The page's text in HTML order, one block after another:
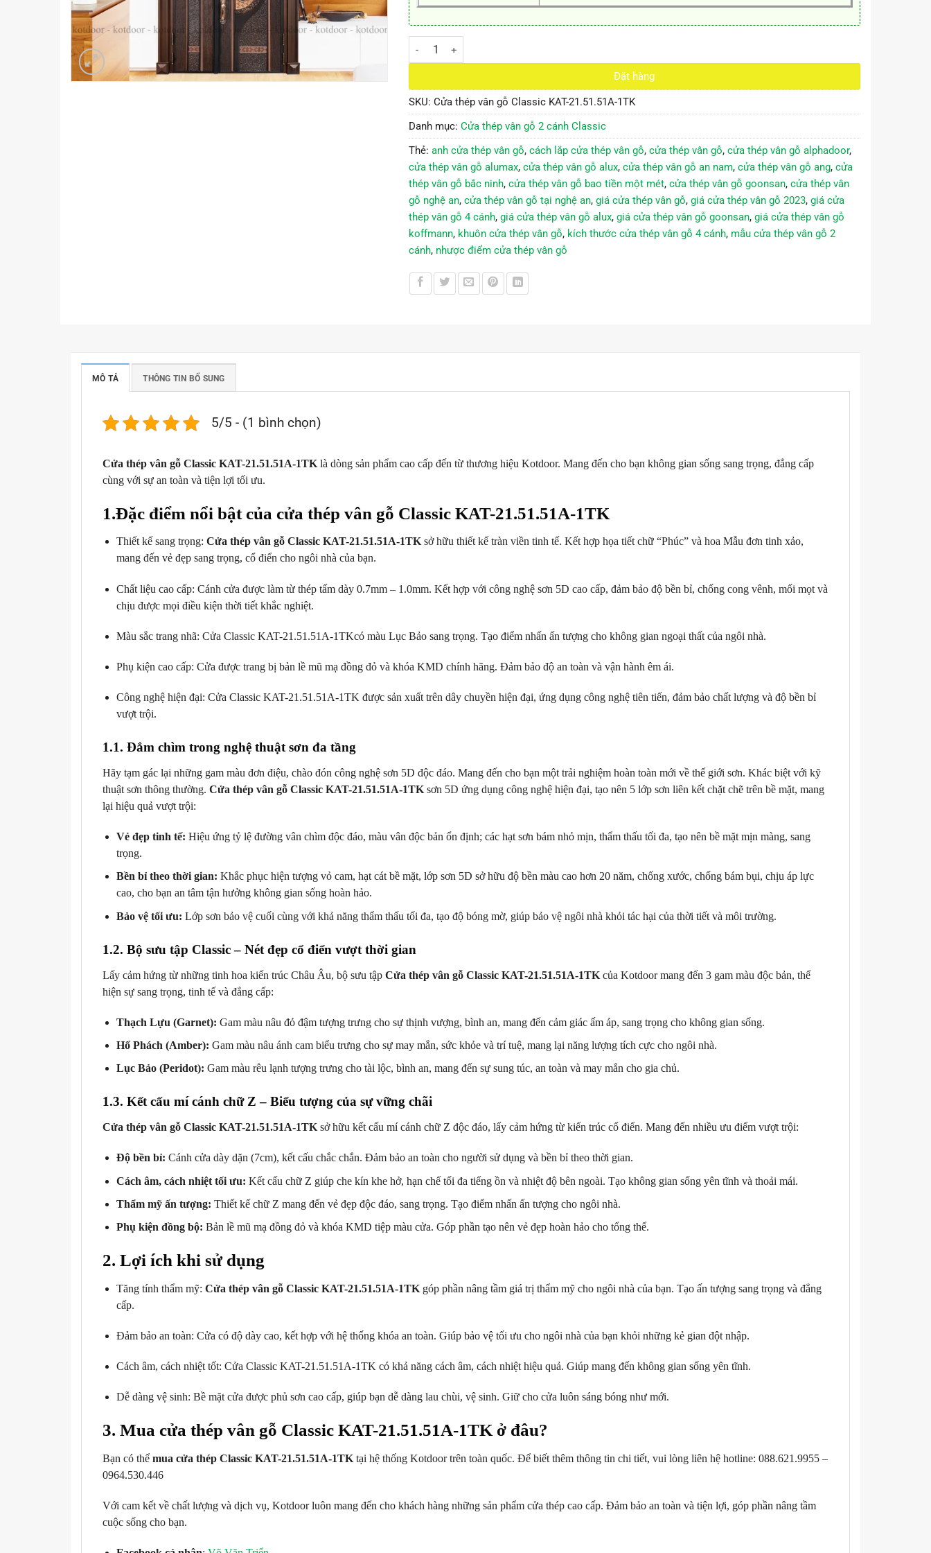
Cửa thép vân gỗ Classic KAT-21.51.51A-1TK số lượng
Đặt hàng
SKU: Cửa thép vân gỗ Classic KAT-21.51.51A-1TK
Danh mục: Cửa thép vân gỗ 2 cánh Classic
Thẻ: anh cửa thép vân gỗ, cách lắp cửa thép vân gỗ, cửa thép vân gỗ, cửa thép vân gỗ alphadoor,
cửa thép vân gỗ alumax, cửa thép vân gỗ alux, cửa thép vân gỗ an nam, cửa thép vân gỗ ang, cửa
thép vân gỗ bắc ninh, cửa thép vân gỗ bao tiền một mét, cửa thép vân gỗ goonsan, cửa thép vân
gỗ nghệ an, cửa thép vân gỗ tại nghệ an, giá cửa thép vân gỗ, giá cửa thép vân gỗ 2023, giá cửa
thép vân gỗ 4 cánh, giá cửa thép vân gỗ alux, giá cửa thép vân gỗ goonsan, giá cửa thép vân gỗ
koffmann, khuôn cửa thép vân gỗ, kích thước cửa thép vân gỗ 4 cánh, mẫu cửa thép vân gỗ 2
cánh, nhược điểm cửa thép vân gỗ
MÔ TẢ THÔNG TIN BỔ SUNG
5/5 - (1 bình chọn)
Cửa thép vân gỗ Classic KAT-21.51.51A-1TK là dòng sản phẩm cao cấp đến từ thương hiệu Kotdoor. Mang đến cho bạn không gian sống sang trọng, đẳng cấp
cùng với sự an toàn và tiện lợi tối ưu.
1.Đặc điểm nổi bật của cửa thép vân gỗ Classic KAT-21.51.51A-1TK
Thiết kế sang trọng:Cửa thép vân gỗ Classic KAT-21.51.51A-1TK sở hữu thiết kế tràn viền tinh tế. Kết hợp họa tiết chữ “Phúc” và hoa Mẫu đơn tinh xảo,
mang đến vẻ đẹp sang trọng, cổ điển cho ngôi nhà của bạn.
Chất liệu cao cấp: Cánh cửa được làm từ thép tấm dày 0.7mm – 1.0mm. Kết hợp với công nghệ sơn 5D cao cấp, đảm bảo độ bền bỉ, chống cong vênh, mối mọt và
chịu được mọi điều kiện thời tiết khắc nghiệt.
Màu sắc trang nhã: Cửa Classic KAT-21.51.51A-1TKcó màu Lục Bảo sang trọng. Tạo điểm nhấn ấn tượng cho không gian ngoại thất của ngôi nhà.
Phụ kiện cao cấp: Cửa được trang bị bản lề mũ mạ đồng đỏ và khóa KMD chính hãng. Đảm bảo độ an toàn và vận hành êm ái.
Công nghệ hiện đại: Cửa Classic KAT-21.51.51A-1TK được sản xuất trên dây chuyền hiện đại, ứng dụng công nghệ tiên tiến, đảm bảo chất lượng và độ bền bỉ
vượt trội.
1.1. Đắm chìm trong nghệ thuật sơn đa tầng
Hãy tạm gác lại những gam màu đơn điệu, chào đón công nghệ sơn 5D độc đáo. Mang đến cho bạn một trải nghiệm hoàn toàn mới về thế giới sơn. Khác biệt với kỹ
thuật sơn thông thường. Cửa thép vân gỗ Classic KAT-21.51.51A-1TK sơn 5D ứng dụng công nghệ hiện đại, tạo nên 5 lớp sơn liên kết chặt chẽ trên bề mặt, mang
lại hiệu quả vượt trội:
Vẻ đẹp tinh tế: Hiệu ứng tỷ lệ đường vân chìm độc đáo, màu vân độc bản ổn định; các hạt sơn bám nhỏ mịn, thẩm thấu tối đa, tạo nên bề mặt mịn màng, sang
trọng.
Bền bỉ theo thời gian: Khắc phục hiện tượng vỏ cam, hạt cát bề mặt, lớp sơn 5D sở hữu độ bền màu cao hơn 20 năm, chống xước, chống bám bụi, chịu áp lực
cao, cho bạn an tâm tận hưởng không gian sống hoàn hảo.
Bảo vệ tối ưu: Lớp sơn bảo vệ cuối cùng với khả năng thẩm thấu tối đa, tạo độ bóng mờ, giúp bảo vệ ngôi nhà khỏi tác hại của thời tiết và môi trường.
1.2. Bộ sưu tập Classic – Nét đẹp cổ điển vượt thời gian
Lấy cảm hứng từ những tinh hoa kiến trúc Châu Âu, bộ sưu tập Cửa thép vân gỗ Classic KAT-21.51.51A-1TK của Kotdoor mang đến 3 gam màu độc bản, thể
hiện sự sang trọng, tinh tế và đẳng cấp:
Thạch Lựu (Garnet): Gam màu nâu đỏ đậm tượng trưng cho sự thịnh vượng, bình an, mang đến cảm giác ấm áp, sang trọng cho không gian sống.
Hổ Phách (Amber): Gam màu nâu ánh cam biểu trưng cho sự may mắn, sức khỏe và trí tuệ, mang lại năng lượng tích cực cho ngôi nhà.
Lục Bảo (Peridot): Gam màu rêu lạnh tượng trưng cho tài lộc, bình an, mang đến sự sung túc, an toàn và may mắn cho gia chủ.
1.3. Kết cấu mí cánh chữ Z – Biểu tượng của sự vững chãi
Cửa thép vân gỗ Classic KAT-21.51.51A-1TK sở hữu kết cấu mí cánh chữ Z độc đáo, lấy cảm hứng từ kiến trúc cổ điển. Mang đến nhiều ưu điểm vượt trội:
Độ bền bỉ: Cánh cửa dày dặn (7cm), kết cấu chắc chắn. Đảm bảo an toàn cho người sử dụng và bền bỉ theo thời gian.
Cách âm, cách nhiệt tối ưu: Kết cấu chữ Z giúp che kín khe hở, hạn chế tối đa tiếng ồn và nhiệt độ bên ngoài. Tạo không gian sống yên tĩnh và thoải mái.
Thẩm mỹ ấn tượng: Thiết kế chữ Z mang đến vẻ đẹp độc đáo, sang trọng. Tạo điểm nhấn ấn tượng cho ngôi nhà.
Phụ kiện đồng bộ: Bản lề mũ mạ đồng đỏ và khóa KMD tiệp màu cửa. Góp phần tạo nên vẻ đẹp hoàn hảo cho tổng thể.
2. Lợi ích khi sử dụng
Tăng tính thẩm mỹ:Cửa thép vân gỗ Classic KAT-21.51.51A-1TK góp phần nâng tầm giá trị thẩm mỹ cho ngôi nhà của bạn. Tạo ấn tượng sang trọng và đẳng
cấp.
Đảm bảo an toàn: Cửa có độ dày cao, kết hợp với hệ thống khóa an toàn. Giúp bảo vệ tối ưu cho ngôi nhà của bạn khỏi những kẻ gian đột nhập.
Cách âm, cách nhiệt tốt: Cửa Classic KAT-21.51.51A-1TK có khả năng cách âm, cách nhiệt hiệu quả. Giúp mang đến không gian sống yên tĩnh.
Dễ dàng vệ sinh: Bề mặt cửa được phủ sơn cao cấp, giúp bạn dễ dàng lau chùi, vệ sinh. Giữ cho cửa luôn sáng bóng như mới.
3. Mua cửa thép vân gỗ Classic KAT-21.51.51A-1TK ở đâu?
Bạn có thể mua cửa thép Classic KAT-21.51.51A-1TK tại hệ thống Kotdoor trên toàn quốc. Để biết thêm thông tin chi tiết, vui lòng liên hệ hotline: 088.621.9955 –
0964.530.446
Với cam kết về chất lượng và dịch vụ, Kotdoor luôn mang đến cho khách hàng những sản phẩm cửa thép cao cấp. Đảm bảo an toàn và tiện lợi, góp phần nâng tầm
cuộc sống cho bạn.